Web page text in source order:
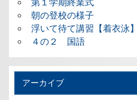
第１学期終業式
朝の登校の様子
浮いて待て講習【着衣泳
４の２ 国語
アーカイブ